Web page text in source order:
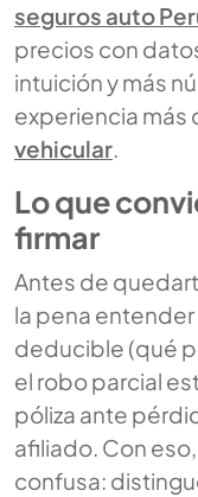
seguros auto
precios con
intuición y más
experiencia más
vehicular.
Lo que
firmar
Antes de
la pena
deducible (qué
el robo parcial
póliza ante
afiliado. Con
confusa: